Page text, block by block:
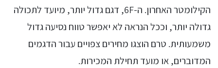
הקילומטר האחרון. ה-6F, דגם גדול יותר, מיועד לתכולה
גדולה יותר, וככל הנראה לא יאפשר טווח נסיעה גדול
משמעותית. טרם הוצגו מחירים צפויים עבור הדגמים
המדוברים, או מועד תחילת המכירות.